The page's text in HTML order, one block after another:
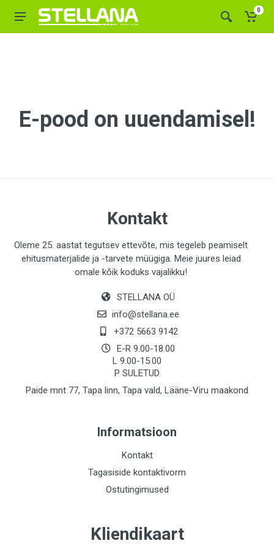
0
E-pood on uuendamisel!
Kontakt
Oleme 25. aastat tegutsev ettevõte, mis tegeleb peamiselt
ehitusmaterjalide ja -tarvete müügiga. Meie juures leiad
omale kõik koduks vajalikku!
STELLANA OÜ
info@stellana.ee
+372 5663 9142
E-R 9.00-18.00
L 9.00-15.00
P SULETUD
Paide mnt 77, Tapa linn, Tapa vald, Lääne-Viru maakond
Informatsioon
Kontakt
Tagasiside kontaktivorm
Ostutingimused
Kliendikaart